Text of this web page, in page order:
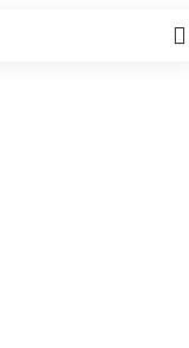
